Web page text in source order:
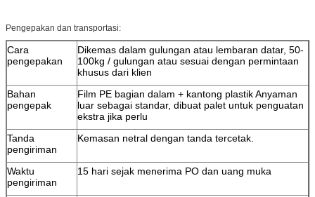
Pengepakan dan transportasi:
Cara
pengepakan
Dikemas dalam gulungan atau lembaran datar, 50-
100kg / gulungan atau sesuai dengan permintaan
khusus dari klien
Bahan
pengepak
Film PE bagian dalam + kantong plastik Anyaman
luar sebagai standar, dibuat palet untuk penguatan
ekstra jika perlu
Tanda
pengiriman
Kemasan netral dengan tanda tercetak.
Waktu
pengiriman
15 hari sejak menerima PO dan uang muka